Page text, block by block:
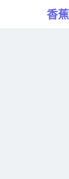
香